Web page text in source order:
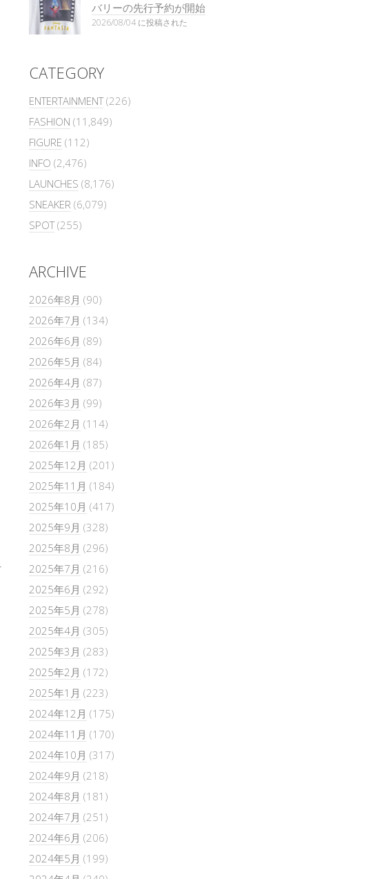
バリーの先行予約が開始
2026/08/04 に投稿された
CATEGORY
ENTERTAINMENT(226)
FASHION (11,849)
FIGURE (112)
INFO (2,476)
LAUNCHES (8,176)
SNEAKER (6,079)
SPOT(255)
ARCHIVE
2026年8月 (90)
2026年7月 (134)
2026年6月 (89)
2026年5月 (84)
2026年4月 (87)
2026年3月 (99)
2026年2月 (114)
2026年1月 (185)
2025年12月 (201)
2025年11月 (184)
2025年10月 (417)
2025年9月 (328)
2025年8月 (296)
2025年7月 (216)
2025年6月 (292)
2025年5月 (278)
2025年4月 (305)
2025年3月 (283)
2025年2月 (172)
2025年1月 (223)
2024年12月 (175)
2024年11月 (170)
2024年10月 (317)
2024年9月 (218)
2024年8月 (181)
2024年7月 (251)
2024年6月 (206)
2024年5月 (199)